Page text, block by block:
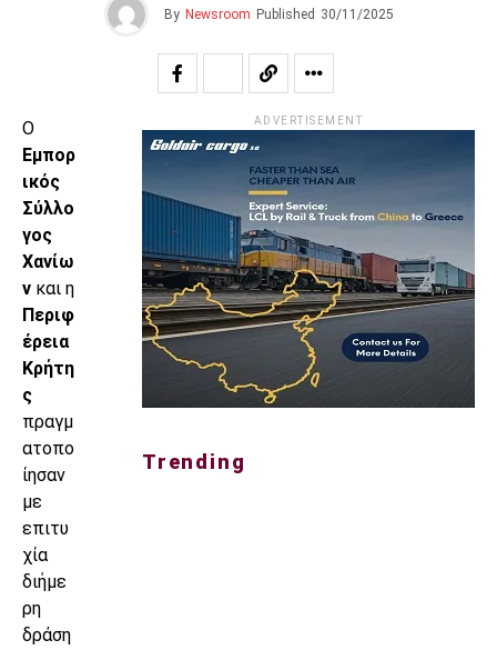
By Newsroom Published 30/11/2025
Ο
Εμπορ
ικός
Σύλλο
γος
Χανίω
ν και η
Περιφ
έρεια
Κρήτη
ς
πραγμ
ατοπο
ίησαν
με
επιτυ
χία
διήμε
ρη
δράση
ADVERTISEMENT
Trending